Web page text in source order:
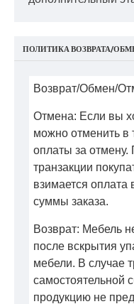
ПОЛИТИКА ВОЗВРАТА/
Возврат/Обмен/
Отмена: Если вы
можно отменить в
оплаты за отмену.
транзакции
взимается
суммы заказа.
Возврат: Мебель
после вскрытия
мебели. В случае
самостоятельной
продукцию не